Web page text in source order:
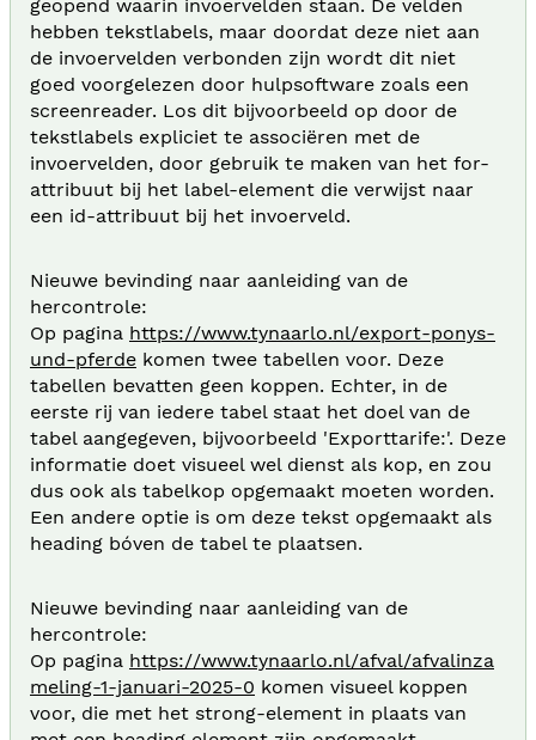
geopend waarin invoervelden staan. De velden
hebben tekstlabels, maar doordat deze niet aan
de invoervelden verbonden zijn wordt dit niet
goed voorgelezen door hulpsoftware zoals een
screenreader. Los dit bijvoorbeeld op door de
tekstlabels expliciet te associëren met de
invoervelden, door gebruik te maken van het for-
attribuut bij het label-element die verwijst naar
een id-attribuut bij het invoerveld.
Nieuwe bevinding naar aanleiding van de
hercontrole:
Op pagina https://www.tynaarlo.nl/export-ponys-
und-pferde komen twee tabellen voor. Deze
tabellen bevatten geen koppen. Echter, in de
eerste rij van iedere tabel staat het doel van de
tabel aangegeven, bijvoorbeeld 'Exporttarife:'. Deze
informatie doet visueel wel dienst als kop, en zou
dus ook als tabelkop opgemaakt moeten worden.
Een andere optie is om deze tekst opgemaakt als
heading bóven de tabel te plaatsen.
Nieuwe bevinding naar aanleiding van de
hercontrole:
Op pagina https://www.tynaarlo.nl/afval/afvalinza
meling-1-januari-2025-0 komen visueel koppen
voor, die met het strong-element in plaats van